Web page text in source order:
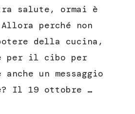
salute, ormai è
perché non
della cucina,
per il cibo per
un messaggio
Il 19 ottobre …